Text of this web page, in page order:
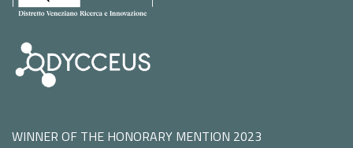
WINNER OF THE HONORARY MENTION 2023